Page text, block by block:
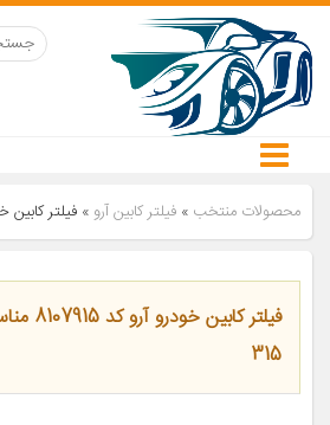
محصولات منتخب » فیلتر کابین آرو » فیلتر کابین خودرو آرو کد
فیلتر
315